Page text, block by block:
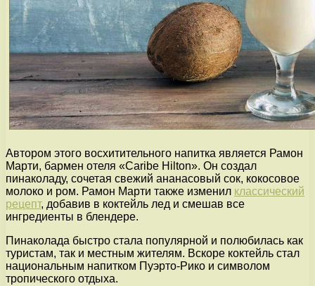
Автором этого восхитительного напитка является Рамон
Марти, бармен отеля «Caribe Hilton». Он создал
пинаколаду, сочетая свежий ананасовый сок, кокосовое
молоко и ром. Рамон Марти также изменил классический
рецепт, добавив в коктейль лед и смешав все
ингредиенты в блендере.
Пинаколада быстро стала популярной и полюбилась как
туристам, так и местным жителям. Вскоре коктейль стал
национальным напитком Пуэрто-Рико и символом
тропического отдыха.